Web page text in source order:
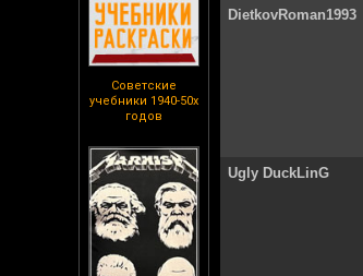
Советские
учебники 1940-50х
годов
DietkovRoman1993
Ugly DuckLinG